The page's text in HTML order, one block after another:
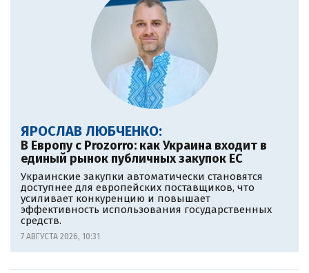
ЯРОСЛАВ ЛЮБЧЕНКО:
В Европу c Prozorro: как Украина входит в
единый рынок публичных закупок ЕС
Украинские закупки автоматически становятся
доступнее для европейских поставщиков, что
усиливает конкуренцию и повышает
эффективность использования государственных
средств.
7 АВГУСТА 2026, 10:31